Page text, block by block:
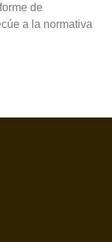
de
a la normativa